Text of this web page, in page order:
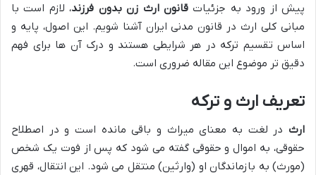
پیش از ورود به جزئیاتقانون ارث زن بدون فرزند، لازم است با
مبانی کلی ارث در قانون مدنی ایران آشنا شویم. این اصول، پایه و
اساس تقسیم ترکه در هر شرایطی هستند و درک آن ها برای فهم
دقیق تر موضوع این مقاله ضروری است.
تعریف ارث و ترکه
ارث در لغت به معنای میراث و باقی مانده است و در اصطلاح
حقوقی، به اموال و حقوقی گفته می شود که پس از فوت یک شخص
(مورث) به بازماندگان او (وارثین) منتقل می شود. این انتقال، قهری